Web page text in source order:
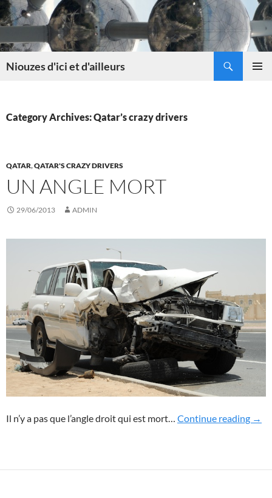
Skip
to
Niouzes d'ici et d'ailleurs
Category Archives: Qatar’s crazy drivers
QATAR,QATAR'S CRAZY DRIVERS
UN ANGLE MORT
29/06/2013 ADMIN
Il n’y a pas que l’angle droit qui est mort… Continue reading Un
→